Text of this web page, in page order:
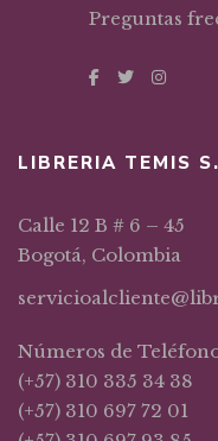
Preguntas
LIBRERIA TEMIS
Calle 12 B # 6 – 45
Bogotá, Colombia
Números de
(+57) 310 335 34 38
(+57) 310 697 72 01